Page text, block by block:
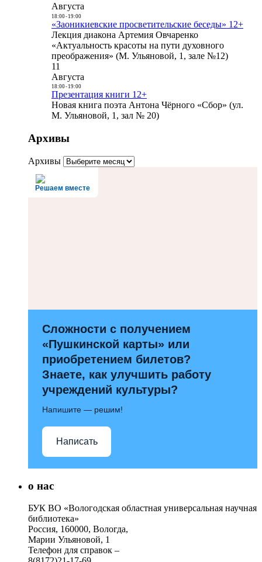
Августа
18:00- 19:00
«Заоникиевские просветительские беседы» 12+
Лекция диакона Артемия Овчаренко
«Актуальность красоты на пути духовного
преображения» (М. Ульяновой, 1, зале №12)
11
Августа
18:00- 19:00
Презентация книги 12+
Новая книга поэта Антона Чёрного «Сбор» (ул.
М. Ульяновой, 1, зал № 20)
Архивы
Архивы
Решаем вместе
Сложности с получением
«Пушкинской карты» или
приобретением билетов?
Знаете, как улучшить работу
учреждений культуры?
Напишите — решим!
Написать
о нас
БУК ВО «Вологодская областная универсальная научная
библиотека»
Россия, 160000, Вологда,
Марии Ульяновой, 1
Телефон для справок –